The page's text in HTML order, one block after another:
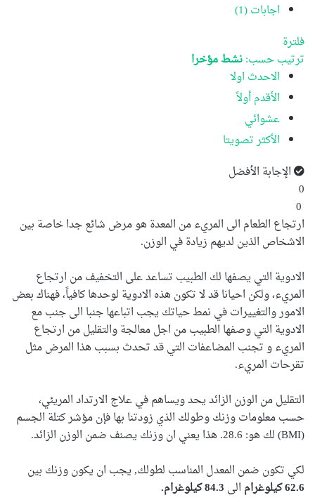
اجابات (1)
فلترة
ترتيب حسب:نشط مؤخرا
الاحدث اولا
الأقدم أولاً
عشوائي
الأكثر تصويتا
الإجابة الأفضل
0
0
ارتجاع الطعام الى المريء من المعدة هو مرض شائع جدا خاصة بين
الاشخاص الذين لديهم زيادة في الوزن.
الادوية التي يصفها لك الطبيب تساعد على التخفيف من ارتجاع
المريء، ولكن احيانا قد لا تكون هذه الادوية لوحدها كافياً، فهناك بعض
الامور والتغييرات في نمط حياتك يجب اتباعها جنبا الى جنب مع
الادوية التي وصفها الطبيب من اجل معالجة والتقليل من ارتجاع
المريء و تجنب المضاعفات التي قد تحدث بسبب هذا المرض مثل
تقرحات المريء.
التقليل من الوزن الزائد يحد ويساهم في علاج الارتداد المريئي،
حسب معلومات وزنك وطولك الذي زودتنا بها فإن مؤشر كتلة الجسم
(BMI) لك هو: 28.6. هذا يعني ان وزنك يصنف ضمن الوزن الزائد.
لكي تكون ضمن المعدل المناسب لطولك, يجب ان يكون وزنك بين
62.6 كيلوغرام
الى 84.3 كيلوغرام.